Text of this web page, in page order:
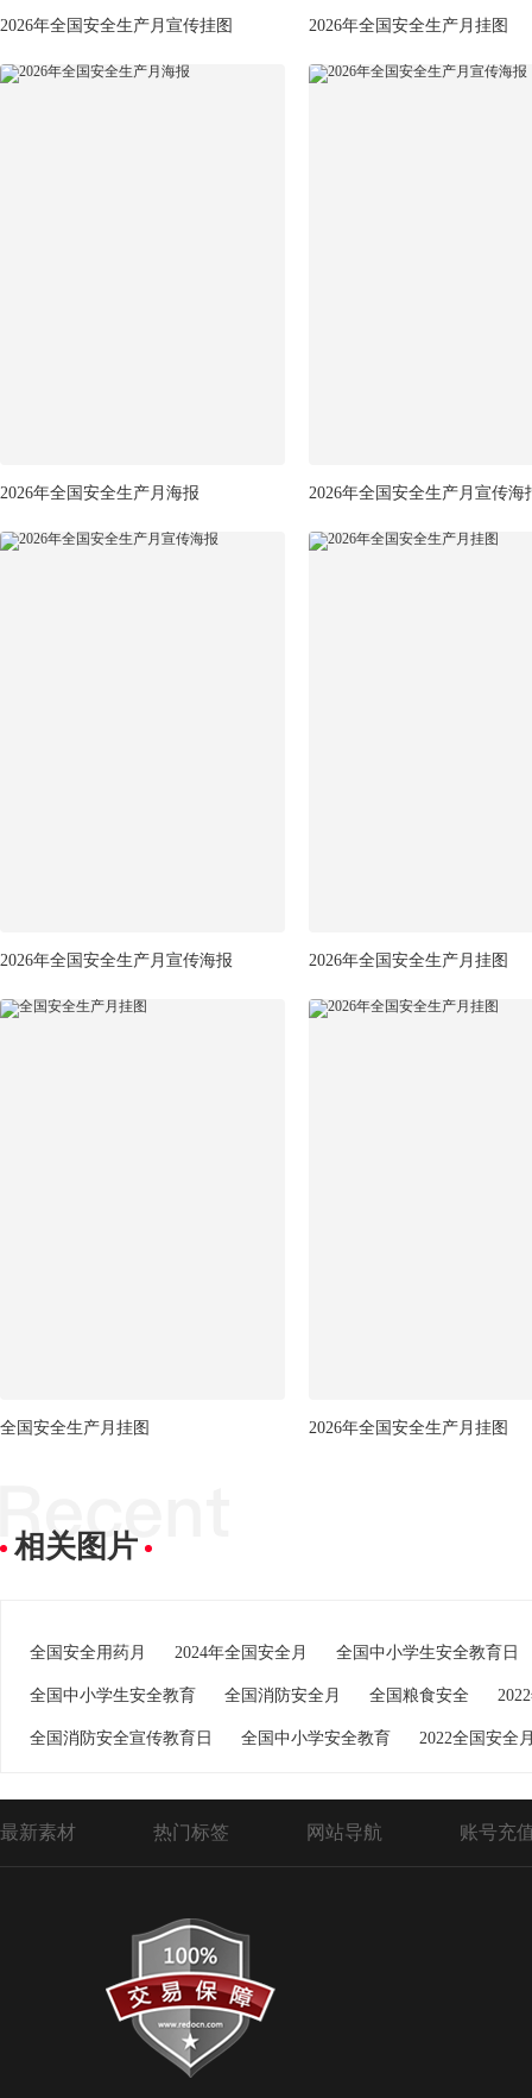
2026年全国安全生产月宣传挂图 2026年全国安全生产月挂图
2026年全国安全生产月海报 2026年全国安全生产月宣传海
2026年全国安全生产月宣传海报 2026年全国安全生产月挂图
全国安全生产月挂图 2026年全国安全生产月挂图
相关图片
全国安全用药月 2024年全国安全月 全国中小学生安全教育日
全国中小学生安全教育 全国消防安全月 全国粮食安全
全国消防安全宣传教育日 全国中小学安全教育 2022全国安全
最新素材 热门标签 网站导航 账号充